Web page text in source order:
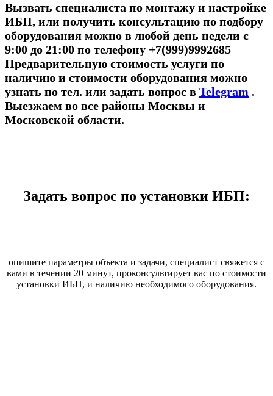
Вызвать специалиста по монтажу и настройке
ИБП, или получить консультацию по подбору
оборудования можно в любой день недели с
9:00 до 21:00 по телефону +7(999)9992685
Предварительную стоимость услуги по
наличию и стоимости оборудования можно
узнать по тел. или задать вопрос в Telegram .
Выезжаем во все районы Москвы и
Московской области.
Задать вопрос по установки ИБП:
опишите параметры объекта и задачи, специалист свяжется с
вами в течении 20 минут, проконсультирует вас по стоимости
установки ИБП, и наличию необходимого оборудования.